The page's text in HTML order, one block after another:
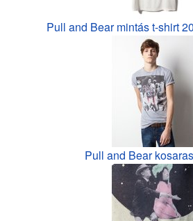
Pull and Bear mintás t-shirt
Pull and Bear